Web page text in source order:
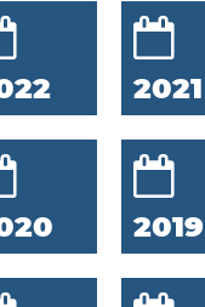
2021
2019